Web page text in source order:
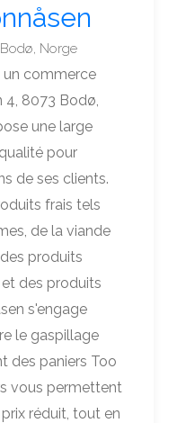
Norge
un commerce
4, 8073 Bodø,
une large
pour
de ses clients.
frais tels
de la viande
produits
des produits
s'engage
le gaspillage
des paniers Too
vous permettent
réduit, tout en